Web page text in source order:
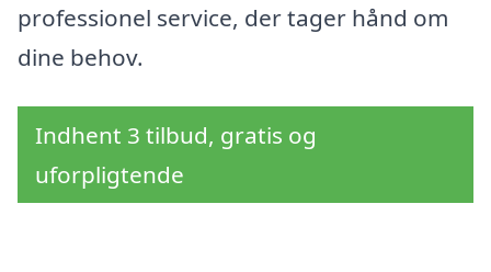
professionel service, der tager hånd om
dine behov.
Indhent 3 tilbud, gratis og
uforpligtende